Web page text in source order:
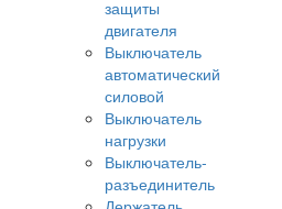
защиты
двигателя
Выключатель
автоматический
силовой
Выключатель
нагрузки
Выключатель-
разъединитель